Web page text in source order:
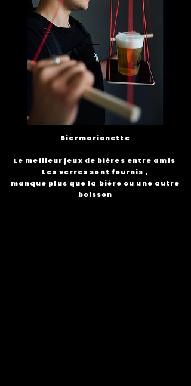
Biermarionette
Le meilleur jeux de bières entre amis
Les verres sont fournis ,
manque plus que la bière ou une autre
boisson